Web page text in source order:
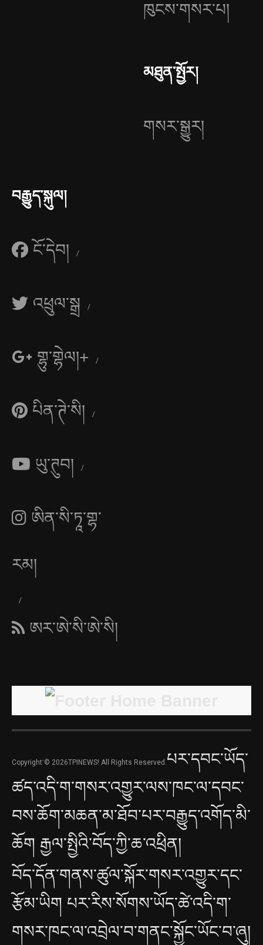
ཁུངས་གསར་པ།
མཐུན་སྤྱོར།
གསར་སྒྱུར།
བརྒྱུད་སྐུལ།
ངོ་དེབ།
འཕྲུལ་སྒྲ
གྷུ་གྷེལ།+
པིན་ཊེ་སི།
ཡུ་ཊུབ།
ཨིན་སི་ཏཱ་གྷ་
རམ།
ཨར་ཨེ་སི་ཨེ་སི།
Copyright་© 2026TPINEWS! All Rights Reserved. པར་དབང་ཡོད་
ཚད་འདི་ག་གསར་འགྱུར་ལས་ཁང་ལ་དབང་
བས་ཆོག་མཆན་མ་ཐོབ་པར་བརྒྱུད་འགོད་མི་
ཆོག རྒྱལ་སྤྱིའི་བོད་ཀྱི་ཆ་འཕྲིན།
བོད་དོན་གནས་ཚུལ་སྐོར་གསར་འགྱུར་དང་
རྩོམ་ཡིག པར་རིས་སོགས་ཡོད་ཚེ་འདི་ག་
གསར་ཁང་ལ་འབྲེལ་བ་གནང་སྐྱོང་ཡོང་བ་ཞུ།